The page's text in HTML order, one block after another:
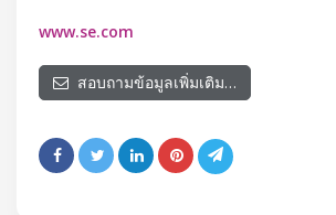
www.se.com
สอบถามข้อมูลเพิ่มเติม…